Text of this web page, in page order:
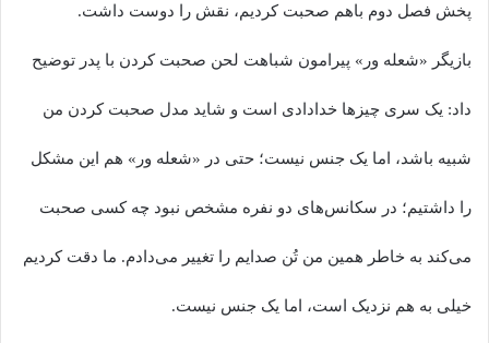
پخش فصل دوم باهم صحبت کردیم، نقش را دوست داشت.
بازیگر «شعله ور» پیرامون شباهت لحن صحبت کردن با پدر توضیح
داد: یک سری چیزها خدادادی است و شاید مدل صحبت کردن من
شبیه باشد، اما یک جنس نیست؛ حتی در «شعله ور» هم این مشکل
را داشتیم؛ در سکانس‌های دو نفره مشخص نبود چه کسی صحبت
می‌کند به خاطر همین من تُن صدایم را تغییر می‌دادم. ما دقت کردیم
خیلی به هم نزدیک است، اما یک جنس نیست.